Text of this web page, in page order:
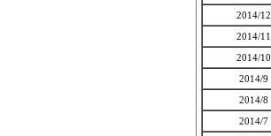
2014/12
2014/11
2014/10
2014/9
2014/8
2014/7